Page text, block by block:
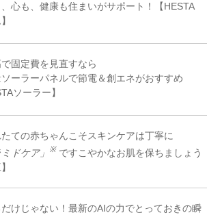
心も、健康も住まいがサポート！【HESTA
固定費を見直すなら
ーラーパネルで節電＆創エネがおすすめ
ソーラー】
ての赤ちゃんこそスキンケアは丁寧に
ミドケア」
※ ですこやかなお肌を保ちましょう
だけじゃない！最新のAIの力でとっておきの瞬